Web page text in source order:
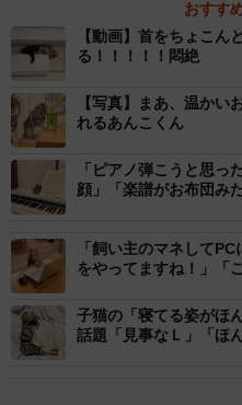
おすす
【動画】首をちょこん
る！！！！！悶絶
【写真】まあ、温かい
れるあんこくん
「ピアノ弾こうと思
顔」「楽譜がお布団みた
「飼い主のマネして
をやってますね！」「
子猫の「寝てる姿がほ
話題「見事なＬ」「ほ